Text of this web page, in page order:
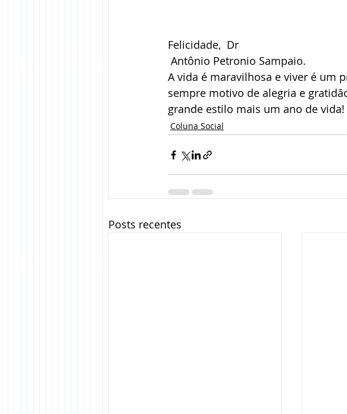
Felicidade,  Dr
Antônio Petronio Sampaio.
A vida é maravilhosa e viver é um
sempre motivo de alegria e
grande estilo mais um ano de vida!
Coluna Social
Posts recentes